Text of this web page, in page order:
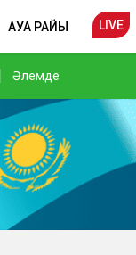
АУА РАЙЫ LIVE
Әлемде